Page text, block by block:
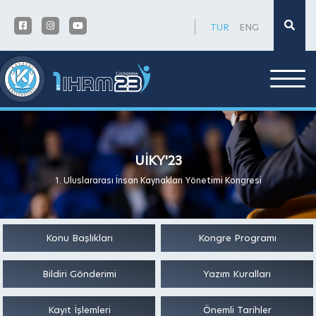
×
TUR ENG
UİKY'23
1. Uluslararası İnsan Kaynakları Yönetimi Kongresi
Konu Başlıkları Kongre Programı
Bildiri Gönderimi Yazım Kuralları
Kayıt İşlemleri Önemli Tarihler